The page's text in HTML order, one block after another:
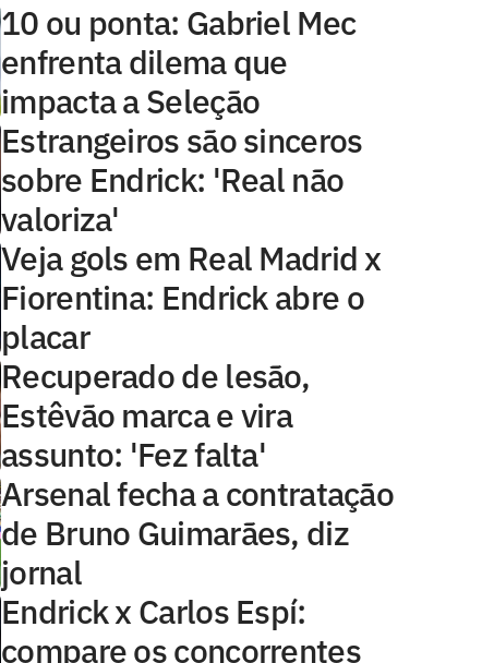
10 ou ponta: Gabriel Mec
enfrenta dilema que
impacta a Seleção
Estrangeiros são sinceros
sobre Endrick: 'Real não
valoriza'
Veja gols em Real Madrid x
Fiorentina: Endrick abre o
placar
Recuperado de lesão,
Estêvão marca e vira
assunto: 'Fez falta'
Arsenal fecha a contratação
de Bruno Guimarães, diz
jornal
Endrick x Carlos Espí:
compare os concorrentes